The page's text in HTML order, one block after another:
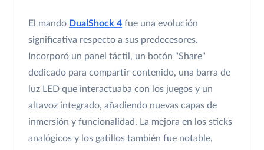
El mando DualShock 4 fue una evolución
significativa respecto a sus predecesores.
Incorporó un panel táctil, un botón "Share"
dedicado para compartir contenido, una barra de
luz LED que interactuaba con los juegos y un
altavoz integrado, añadiendo nuevas capas de
inmersión y funcionalidad. La mejora en los sticks
analógicos y los gatillos también fue notable,